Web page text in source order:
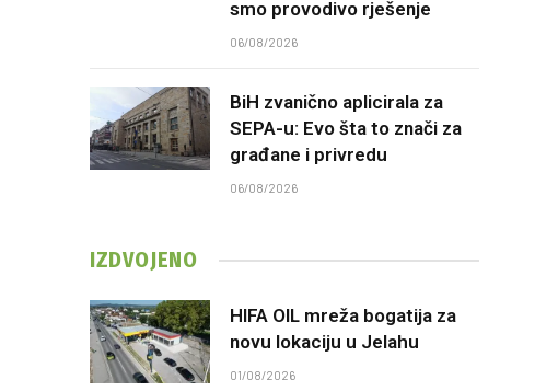
smo provodivo rješenje
06/08/2026
BiH zvanično aplicirala za
SEPA-u: Evo šta to znači za
građane i privredu
06/08/2026
IZDVOJENO
HIFA OIL mreža bogatija za
novu lokaciju u Jelahu
01/08/2026